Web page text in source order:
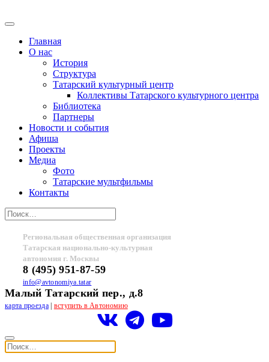
Главная
О нас
История
Структура
Татарский культурный центр
Коллективы Татарского культурного центра
Библиотека
Партнеры
Новости и события
Афиша
Проекты
Медиа
Фото
Татарские мультфильмы
Контакты
Региональная общественная организация
Татарская национально-культурная
автономия г. Москвы
8 (495) 951-87-59
info@avtonomiya.tatar
Малый Татарский пер., д.8
карта проезда| вступить в Автономию